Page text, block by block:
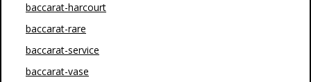
baccarat-harcourt
baccarat-rare
baccarat-service
baccarat-vase